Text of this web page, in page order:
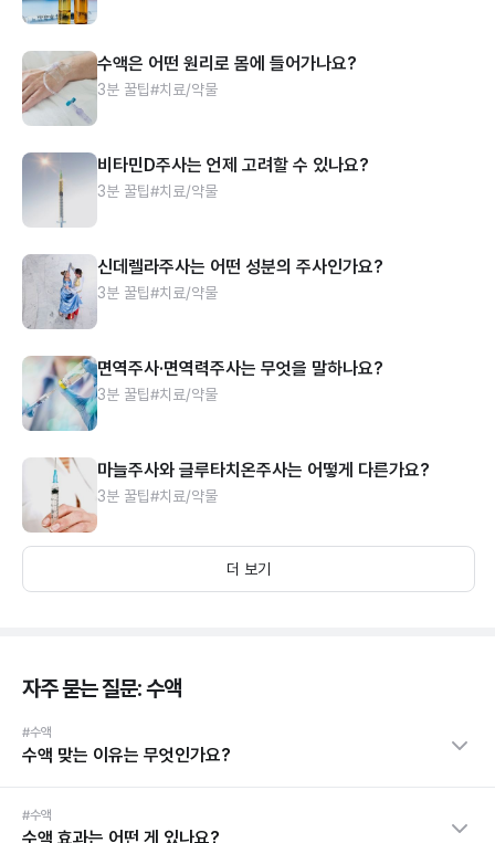
수액은 어떤 원리로 몸에 들어가나요?
3분 꿀팁#치료/약물
비타민D주사는 언제 고려할 수 있나요?
3분 꿀팁#치료/약물
신데렐라주사는 어떤 성분의 주사인가요?
3분 꿀팁#치료/약물
면역주사·면역력주사는 무엇을 말하나요?
3분 꿀팁#치료/약물
마늘주사와 글루타치온주사는 어떻게 다른가요?
3분 꿀팁#치료/약물
더 보기
자주 묻는 질문: 수액
#수액
수액 맞는 이유는 무엇인가요?
#수액
수액 효과는 어떤 게 있나요?